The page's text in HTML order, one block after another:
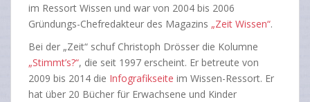
im Ressort Wissen und war von 2004 bis 2006
Gründungs-Chefredakteur des Magazins „Zeit Wissen“.
Bei der „Zeit“ schuf Christoph Drösser die Kolumne
„Stimmt’s?“, die seit 1997 erscheint. Er betreute von
2009 bis 2014 die Infografikseite im Wissen-Ressort. Er
hat über 20 Bücher für Erwachsene und Kinder